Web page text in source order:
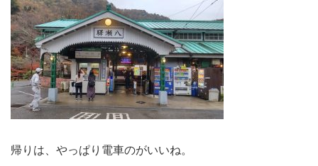
帰りは、やっぱり電車のがいいね。